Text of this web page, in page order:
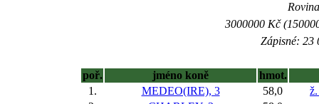
3000000 Kč
Zápisné: 23
poř. jméno koně
hmot.
1.
MEDEO(IRE), 3 58,0